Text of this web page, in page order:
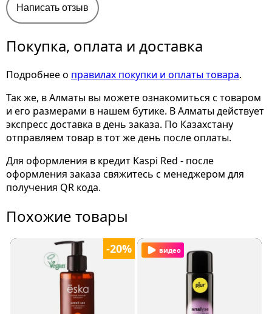
Написать отзыв
Покупка, оплата и доставка
Подробнее о правилах покупки и оплаты товара.
Так же, в Алматы вы можете ознакомиться с товаром
и его размерами в нашем бутике. В Алматы действует
экспресс доставка в день заказа. По Казахстану
отправляем товар в тот же день после оплаты.
Для оформления в кредит Kaspi Red - после
оформления заказа свяжитесь с менеджером для
получения QR кода.
Похожие товары
-20% видео